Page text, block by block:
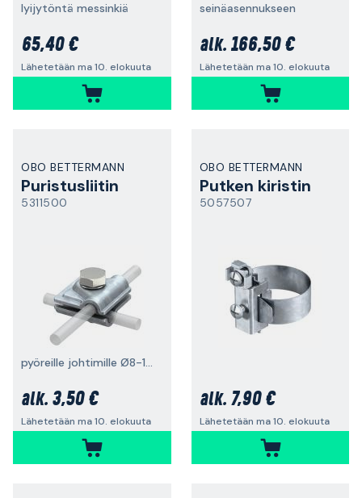
lyijytöntä messinkiä
65,40 €
Lähetetään ma 10. elokuuta
seinäasennukseen
alk. 166,50 €
Lähetetään ma 10. elokuuta
OBO BETTERMANN
Puristusliitin
5311500
pyöreille johtimille Ø8-10 mm
alk. 3,50 €
Lähetetään ma 10. elokuuta
OBO BETTERMANN
Putken kiristin
5057507
alk. 7,90 €
Lähetetään ma 10. elokuuta